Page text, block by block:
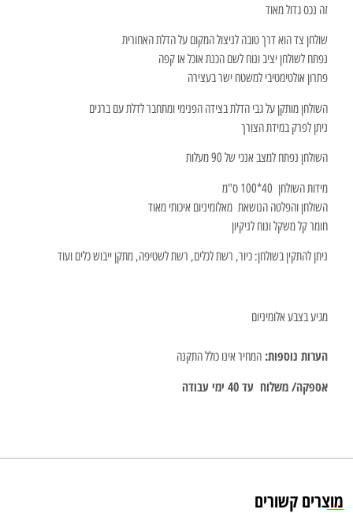
זה נכס גדול מאוד
שולחן צד הוא דרך טובה לניצול המקום על הדלת האחורית
נפתח לשולחן יציב ונוח לשם הכנת אוכל או קפה
פתרון אולטימטיבי למשטח ישר בעצירה
השולחן מותקן על גבי הדלת בצידה הפנימי ומתחבר לדלת עם ברגים
ניתן לפרק במידת הצורך
השולחן נפתח למצב אנכי של 90 מעלות
מידות השולחן 40*100 ס"מ
השולחן והפלטה הנושאת מאלומיניום איכותי מאוד
חומר קל משקל ונוח לניקיון
ניתן להתקין בשולחן: כיור, רשת לכלים, רשת לשטיפה, מתקן ייבוש כלים ועוד
מגיע בצבע אלומיניום
הערות נוספות: המחיר אינו כולל התקנה
אספקה/ משלוח עד 40 ימי עבודה
מוצרים קשורים